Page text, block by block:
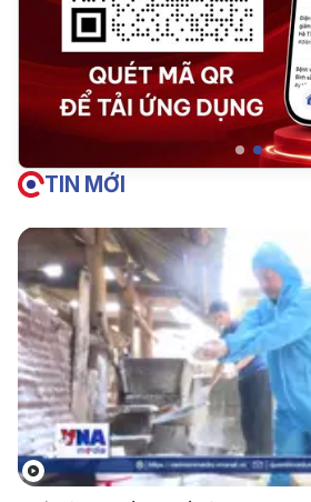
TIN MỚI